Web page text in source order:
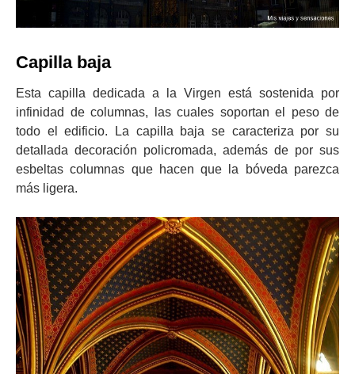
Capilla baja
Esta capilla dedicada a la Virgen está sostenida por
infinidad de columnas, las cuales soportan el peso de
todo el edificio. La capilla baja se caracteriza por su
detallada decoración policromada, además de por sus
esbeltas columnas que hacen que la bóveda parezca
más ligera.